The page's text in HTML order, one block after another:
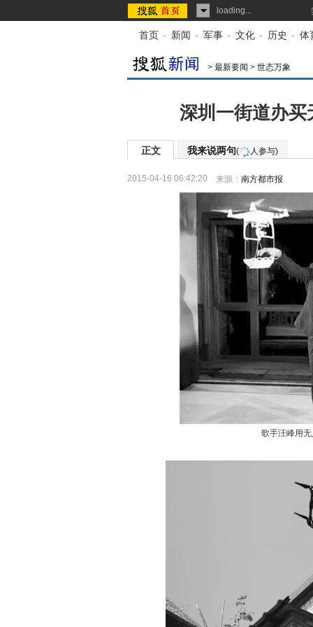
loading...
首页 - 新闻 - 军事 - 文化 - 历史 - 体
> 最新要闻 > 世态万象
深圳一街道办
正文 我来说两句( 人参与)
2015-04-16 06:42:20 来源： 南方都市报
歌手汪峰用